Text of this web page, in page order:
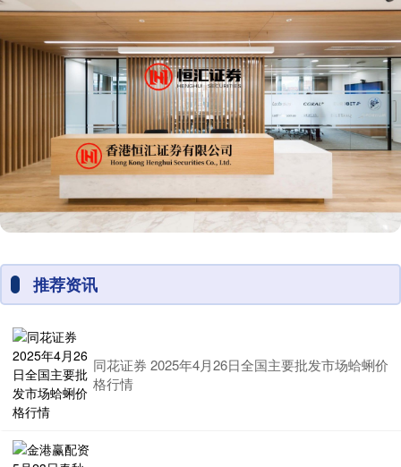
推荐资讯
同花证券 2025年4月26日全国主要批发市场蛤蜊价
格行情